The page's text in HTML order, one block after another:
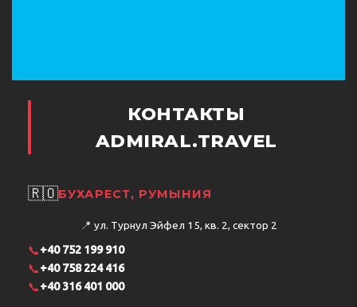
КОНТАКТЫ
ADMIRAL.TRAVEL
🇷🇴БУХАРЕСТ, РУМЫНИЯ
📍 ул. Турнул Эйфел 15, кв. 2, сектор 2
📞+40 752 199 910
📞+40 758 224 416
📞+40 316 401 000